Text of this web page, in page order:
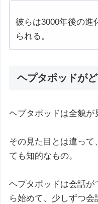
彼らは3000年後の進
られる。
ヘプタポッドが
ヘプタポッドは全貌が
その見た目とは違って
ても知的なもの。
ヘプタポッドは会話
ら始めて、少しずつ会